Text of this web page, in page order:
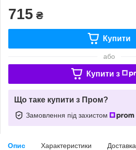
715 ₴
Купити
або
Купити з
Що таке купити з Пром?
Замовлення під захистом
Опис Характеристики Доставка